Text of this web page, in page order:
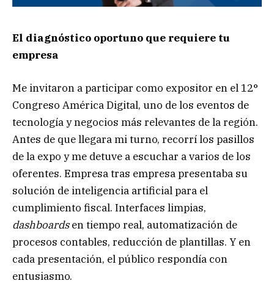
El diagnóstico oportuno que requiere tu
empresa
Me invitaron a participar como expositor en el 12°
Congreso América Digital, uno de los eventos de
tecnología y negocios más relevantes de la región.
Antes de que llegara mi turno, recorrí los pasillos
de la expo y me detuve a escuchar a varios de los
oferentes. Empresa tras empresa presentaba su
solución de inteligencia artificial para el
cumplimiento fiscal. Interfaces limpias,
dashboardsen tiempo real, automatización de
procesos contables, reducción de plantillas. Y en
cada presentación, el público respondía con
entusiasmo.